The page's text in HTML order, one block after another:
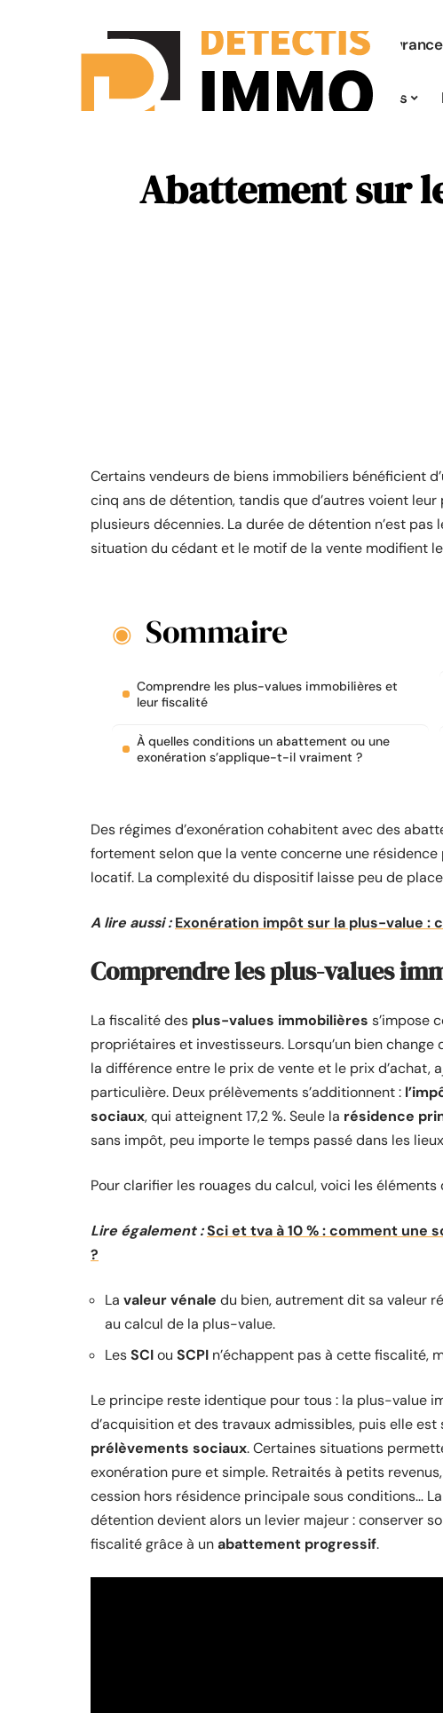
Assurance
News
Abattement sur
Certains vendeurs de biens immobiliers bénéficient
cinq ans de détention, tandis que d’autres voient
plusieurs décennies. La durée de détention n’est
situation du cédant et le motif de la vente modifient
Sommaire
Comprendre les plus-values immobilières et
leur fiscalité
À quelles conditions un abattement ou une
exonération s’applique-t-il vraiment ?
Des régimes d’exonération cohabitent avec des
fortement selon que la vente concerne une
locatif. La complexité du dispositif laisse peu de
A lire aussi : Exonération impôt sur la plus-value
Comprendre les plus-values
La fiscalité des plus-values immobilières s’impose
propriétaires et investisseurs. Lorsqu’un bien change
la différence entre le prix de vente et le prix d’achat,
particulière. Deux prélèvements s’additionnent :
sociaux, qui atteignent 17,2 %. Seule la résidence
sans impôt, peu importe le temps passé dans les
Pour clarifier les rouages du calcul, voici les éléments
Lire également :Sci et tva à 10 % : comment
?
La valeur vénale du bien, autrement dit sa valeur
au calcul de la plus-value.
LesSCIou SCPI n’échappent pas à cette fiscalité,
Le principe reste identique pour tous : la plus-value
d’acquisition et des travaux admissibles, puis elle est
prélèvements sociaux. Certaines situations
exonération pure et simple. Retraités à petits
cession hors résidence principale sous conditions…
détention devient alors un levier majeur : conserver
fiscalité grâce à unabattement progressif.